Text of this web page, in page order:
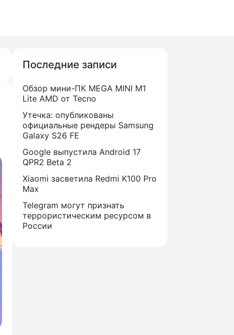
Последние записи
Обзор мини-ПК MEGA MINI M1
Lite AMD от Tecno
Утечка: опубликованы
официальные рендеры Samsung
Galaxy S26 FE
Google выпустила Android 17
QPR2 Beta 2
Xiaomi засветила Redmi K100 Pro
Max
Telegram могут признать
террористическим ресурсом в
России